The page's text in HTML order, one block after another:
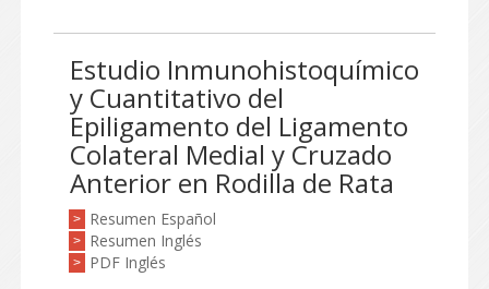
Estudio Inmunohistoquímico
y Cuantitativo del
Epiligamento del Ligamento
Colateral Medial y Cruzado
Anterior en Rodilla de Rata
> Resumen Español
> Resumen Inglés
> PDF Inglés